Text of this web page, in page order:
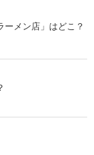
ーメン店」はどこ？